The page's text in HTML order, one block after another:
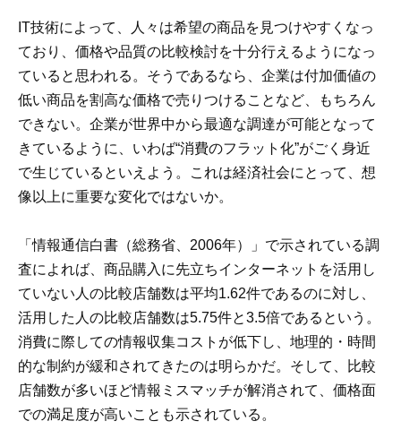
IT技術によって、人々は希望の商品を見つけやすくなっ
ており、価格や品質の比較検討を十分行えるようになっ
ていると思われる。そうであるなら、企業は付加価値の
低い商品を割高な価格で売りつけることなど、もちろん
できない。企業が世界中から最適な調達が可能となって
きているように、いわば“消費のフラット化”がごく身近
で生じているといえよう。これは経済社会にとって、想
像以上に重要な変化ではないか。
「情報通信白書（総務省、2006年）」で示されている調
査によれば、商品購入に先立ちインターネットを活用し
ていない人の比較店舗数は平均1.62件であるのに対し、
活用した人の比較店舗数は5.75件と3.5倍であるという。
消費に際しての情報収集コストが低下し、地理的・時間
的な制約が緩和されてきたのは明らかだ。そして、比較
店舗数が多いほど情報ミスマッチが解消されて、価格面
での満足度が高いことも示されている。